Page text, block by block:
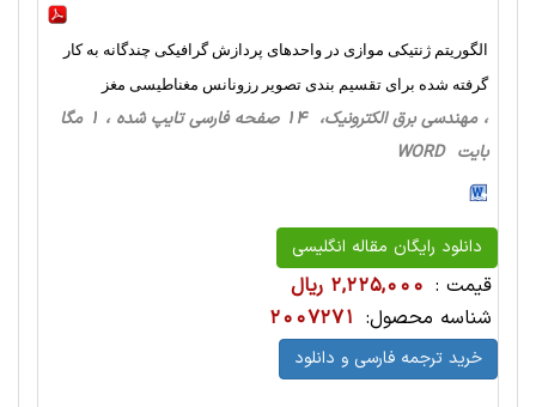
الگوریتم ژنتیکی موازی در واحدهای پردازش گرافیکی چندگانه به کار
گرفته شده برای تقسیم بندی تصویر رزونانس مغناطیسی مغز
، مهندسی برق الکترونیک، 14 صفحه فارسی تایپ شده ، 1 مگا
بایت WORD
دانلود رایگان مقاله انگلیسی
قیمت : 2,225,000 ریال
شناسه محصول: 2007271
خرید ترجمه فارسی و دانلود